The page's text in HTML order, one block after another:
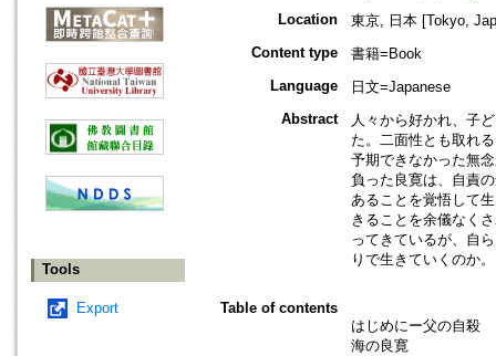
Tools
Export
Location
東京, 日本 [Tokyo,
Content type
書籍=Book
Language
日文=Japanese
Abstract
人々から好かれ、子
た。二面性とも取れ
予期できなかった無
負った良寛は、自責
あることを覚悟して
きることを余儀なく
ってきているが、自
りで生きていくのか
Table of contents
はじめにー父の自殺
海の良寛